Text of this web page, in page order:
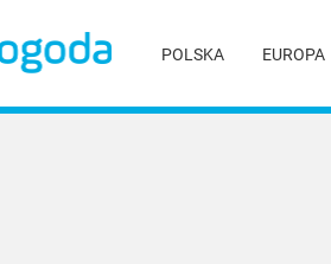
POLSKA EUROPA